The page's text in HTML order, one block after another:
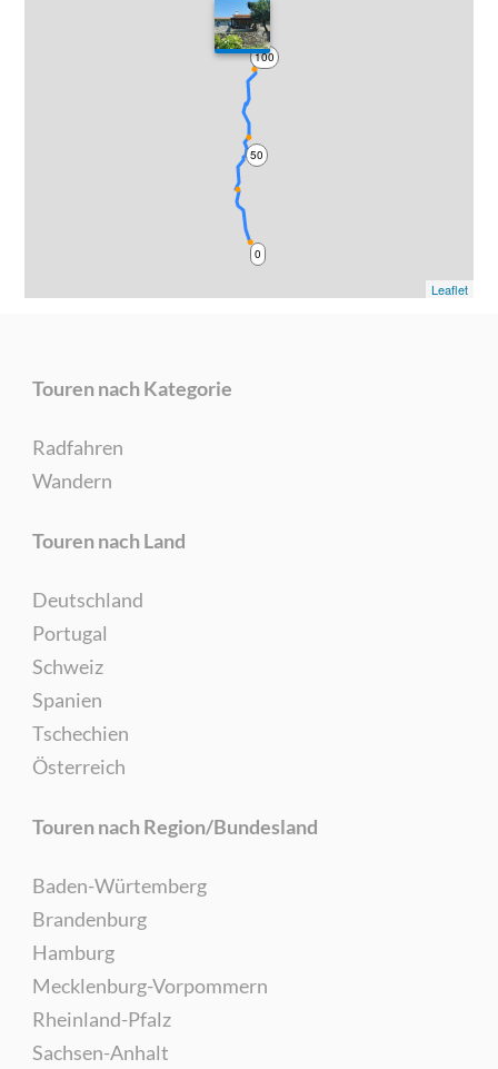
0
50
100
Leaflet
Touren nach Kategorie
Radfahren
Wandern
Touren nach Land
Deutschland
Portugal
Schweiz
Spanien
Tschechien
Österreich
Touren nach Region/Bundesland
Baden-Würtemberg
Brandenburg
Hamburg
Mecklenburg-Vorpommern
Rheinland-Pfalz
Sachsen-Anhalt